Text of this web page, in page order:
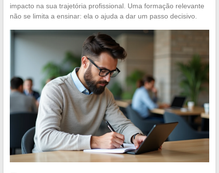
impacto na sua trajetória profissional. Uma formação relevante
não se limita a ensinar: ela o ajuda a dar um passo decisivo.